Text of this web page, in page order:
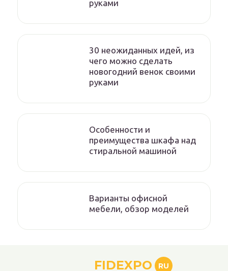
руками
30 неожиданных идей, из
чего можно сделать
новогодний венок своими
руками
Особенности и
преимущества шкафа над
стиральной машиной
Варианты офисной
мебели, обзор моделей
FIDEXPO RU